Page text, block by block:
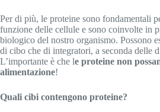
Per di più, le proteine sono fondamentali
funzione delle cellule e sono coinvolte in
biologico del nostro organismo. Possono
di cibo che di integratori, a seconda delle
L’importante è che le proteine non
alimentazione!
Quali cibi contengono proteine?